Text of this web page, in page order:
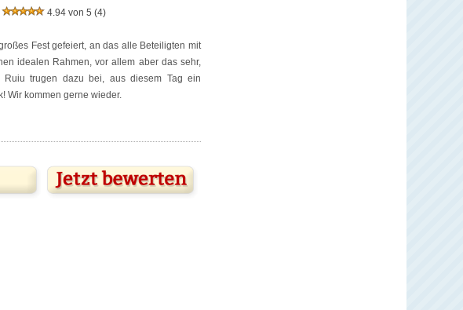
4.94 von 5 (4)
Fest gefeiert, an das alle Beteiligten mit
idealen Rahmen, vor allem aber das sehr,
trugen dazu bei, aus diesem Tag ein
Wir kommen gerne wieder.